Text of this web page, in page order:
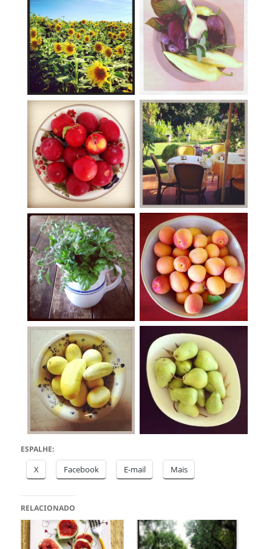
ESPALHE:
X Facebook E-mail Mais
RELACIONADO